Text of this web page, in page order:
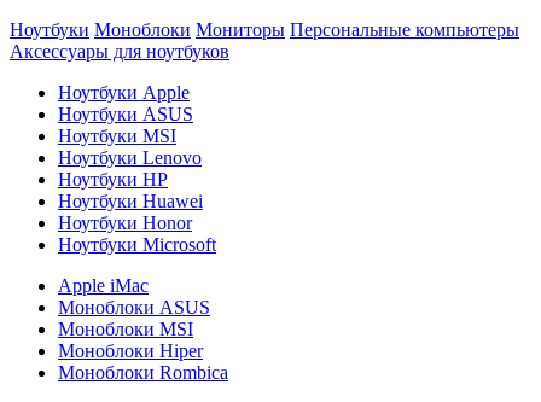
Ноутбуки Моноблоки Мониторы Персональные компьютеры
Аксессуары для ноутбуков
Ноутбуки Apple
Ноутбуки ASUS
Ноутбуки MSI
Ноутбуки Lenovo
Ноутбуки HP
Ноутбуки Huawei
Ноутбуки Honor
Ноутбуки Microsoft
Apple iMac
Моноблоки ASUS
Моноблоки MSI
Моноблоки Hiper
Моноблоки Rombica